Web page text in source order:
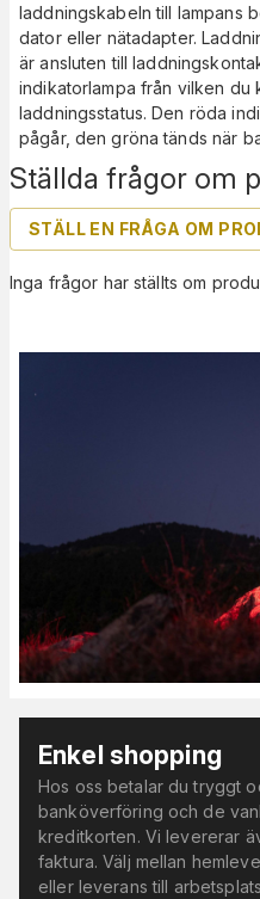
Ställda frågor om
STÄLL EN FRÅGA OM
Inga frågor har ställts om
laddningskabeln till lampans
dator eller nätadapter.
är ansluten till
indikatorlampa från vilken du
laddningsstatus. Den röda
pågår, den gröna tänds när
Enkel shopping
Hos oss betalar du tryggt
banköverföring och de
kreditkorten. Vi levererar
faktura. Välj mellan
eller leverans till